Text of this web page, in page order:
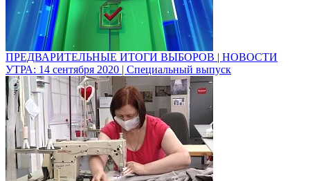
ПРЕДВАРИТЕЛЬНЫЕ ИТОГИ ВЫБОРОВ | НОВОСТИ
УТРА: 14 сентября 2020 | Специальный выпуск